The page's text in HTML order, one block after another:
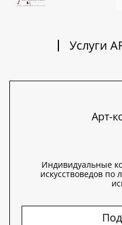
Услуги
Арт-
Индивидуальные
искусствоведов